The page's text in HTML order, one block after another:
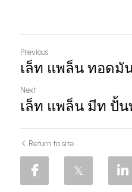
Previous
เล็ท แพล็น ทอดมั
Next
เล็ท แพล็น มีท ปั้
Return to site